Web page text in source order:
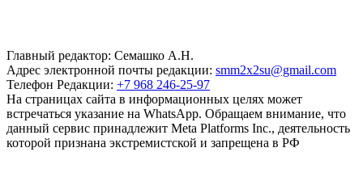
Главный редактор: Семашко А.Н.
Адрес электронной почты редакции: smm2x2su@gmail.com
Телефон Редакции: +7 968 246-25-97
На страницах сайта в информационных целях может
встречаться указание на WhatsApp. Обращаем внимание, что
данный сервис принадлежит Meta Platforms Inc., деятельность
которой признана экстремистской и запрещена в РФ